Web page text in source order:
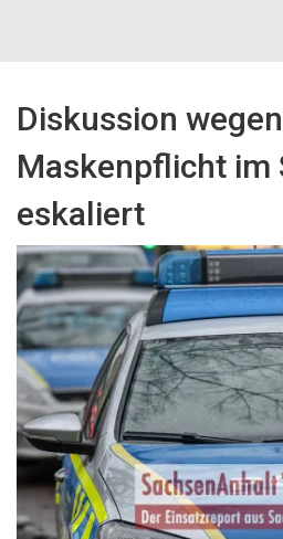
Diskussion wegen
Maskenpflicht im
eskaliert